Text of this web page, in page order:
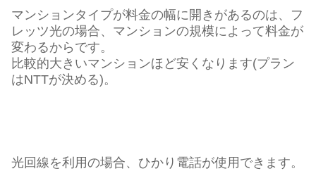
マンションタイプが料金の幅に開きがあるのは、フ
レッツ光の場合、マンションの規模によって料金が
変わるからです。
比較的大きいマンションほど安くなります(プラン
はNTTが決める)。
光回線を利用の場合、ひかり電話が使用できます。